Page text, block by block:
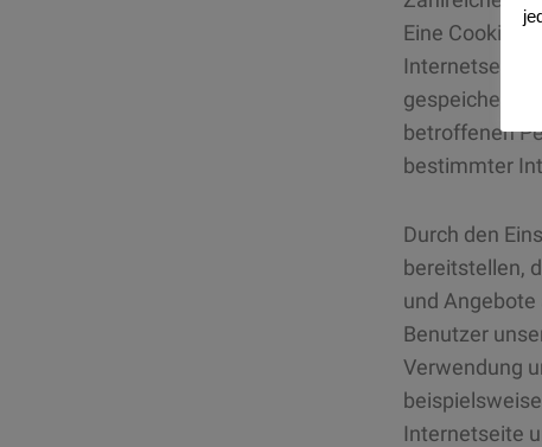
Eine Cookie-
Internetseiten
gespeichert
betroffenen
bestimmter
Durch den
bereitstellen,
und
Benutzer
Verwendung
Internetseite